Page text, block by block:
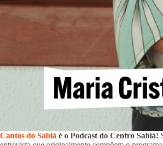
Cantos do Sabiá é o Podcast do Centro Sabiá!